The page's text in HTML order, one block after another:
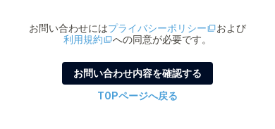
お問い合わせにはプライバシーポリシー
および
利用規約
への同意が必要です。
お問い合わせ内容を確認する
TOPページへ戻る